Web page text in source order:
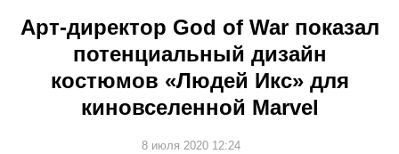
Арт-директор God of War показал
потенциальный дизайн
костюмов «Людей Икс» для
киновселенной Marvel
8 июля 2020 12:24